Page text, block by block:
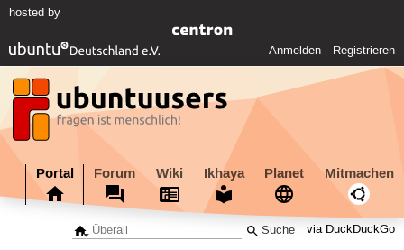
hosted by
Anmelden Registrieren
Portal Forum Wiki Ikhaya Planet Mitmachen
via DuckDuckGo